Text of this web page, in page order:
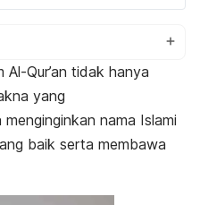
Al-Qur’an tidak hanya
yang
nama Islami
baik serta membawa